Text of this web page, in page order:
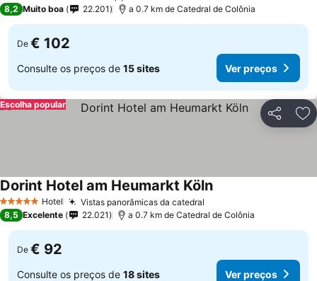
8,2 Muito boa 22.201 a 0.7 km de Catedral de Colônia
De € 102
Consulte os preços de 15 sites Ver preços
Partilhar
Escolha popular
5 Estrelas Hotel Vistas panorâmicas da catedral
Dorint Hotel am Heumarkt Köln
8,5 Excelente 22.021 a 0.7 km de Catedral de Colônia
De € 92
Consulte os preços de 18 sites Ver preços